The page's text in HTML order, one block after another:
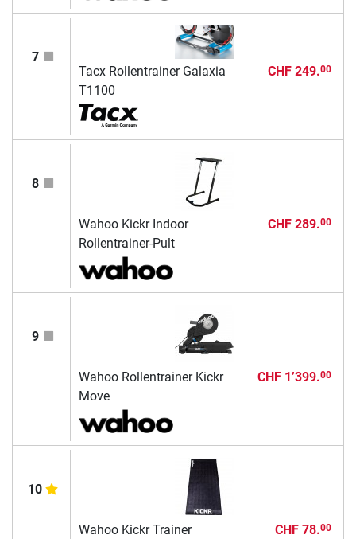
7
Tacx Rollentrainer Galaxia
T1100
CHF 249.00
8
Wahoo Kickr Indoor
Rollentrainer-Pult
CHF 289.00
9
Wahoo Rollentrainer Kickr
Move
CHF 1’399.00
10
Wahoo Kickr Trainer
CHF 78.00